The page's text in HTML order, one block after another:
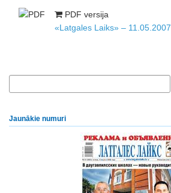
PDF versija
«Latgales Laiks» – 11.05.2007
Jaunākie numuri